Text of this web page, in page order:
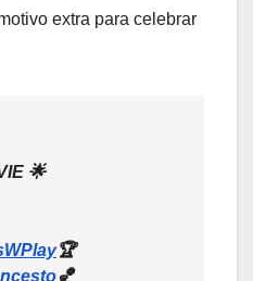
extra para celebrar
🌟
🏆
🏀